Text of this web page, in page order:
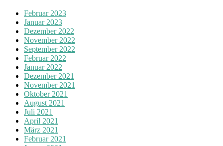
Februar 2023
Januar 2023
Dezember 2022
November 2022
September 2022
Februar 2022
Januar 2022
Dezember 2021
November 2021
Oktober 2021
August 2021
Juli 2021
April 2021
März 2021
Februar 2021